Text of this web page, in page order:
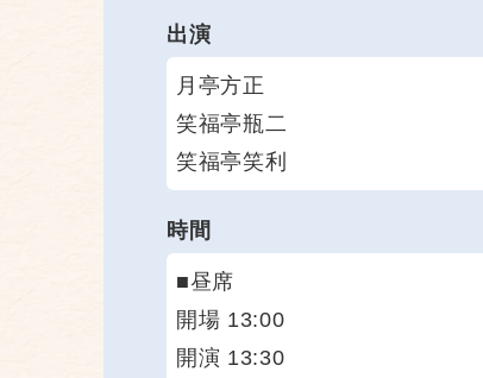
出演
月亭方正
笑福亭瓶二
笑福亭笑利
時間
■昼席
開場 13:00
開演 13:30